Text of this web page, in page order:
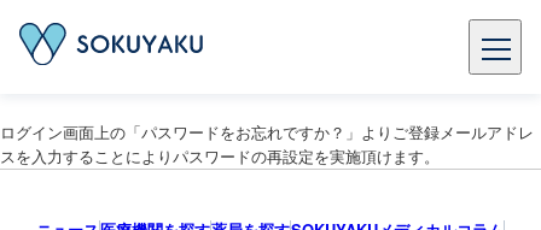
ログイン画面上の「パスワードをお忘れですか？」よりご登録メールアドレ
スを入力することによりパスワードの再設定を実施頂けます。